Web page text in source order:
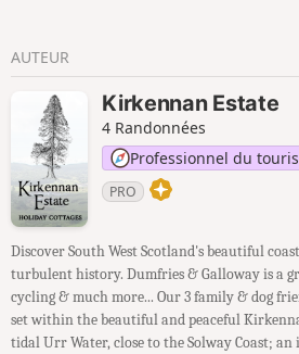
AUTEUR
Kirkennan Estate
4 Randonnées
Professionnel du
PRO
Discover South West Scotland's beautiful
turbulent history. Dumfries & Galloway is a
cycling & much more... Our 3 family & dog
set within the beautiful and peaceful
tidal Urr Water, close to the Solway Coast;